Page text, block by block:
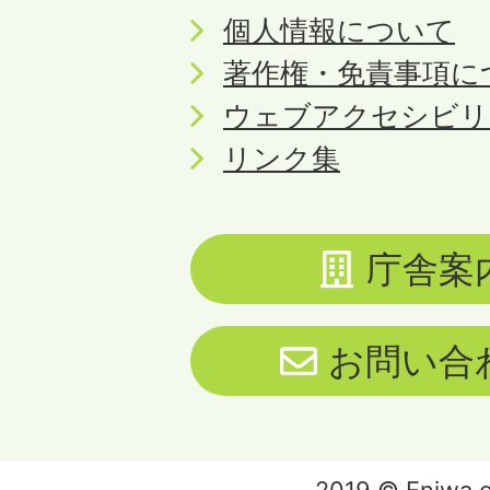
個人情報について
著作権・免責事項
ウェブアクセシビ
リンク集
庁舎案
お問い合